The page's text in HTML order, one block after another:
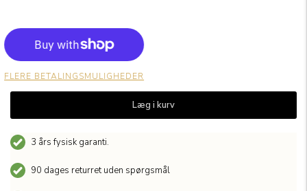
FLERE BETALINGSMULIGHEDER
Læg i kurv
3 års fysisk garanti.
90 dages returret uden spørgsmål